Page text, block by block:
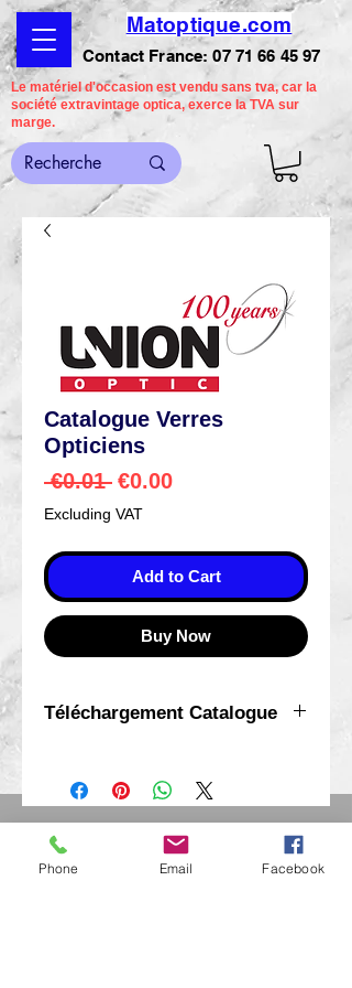
Matoptique.com
Contact France:07 71 66 45 97
Le matériel d'occasion est vendu sans tva, car la
société extravintage optica, exerce la TVA sur
marge.
Catalogue Verres
Opticiens
€0.01 Regular
Price
€0.00Sale
Excluding VAT
Add to Cart
Buy Now
Téléchargement Catalogue
vous devez valider un
paiement à Zero Euro
Eurl Extravintage Optica
46 Av Pierre Mendes France
Phone Email Facebook